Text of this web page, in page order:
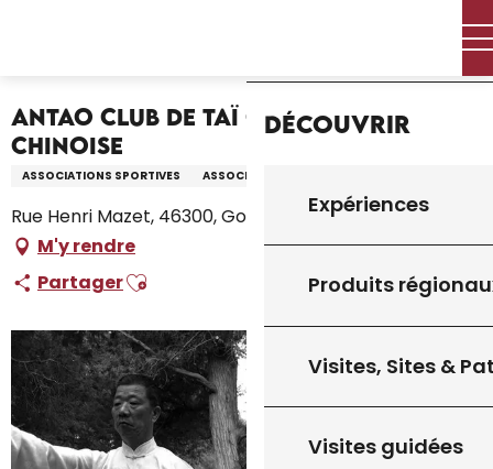
Découvrir
Expériences
Produits
Visites, Sites &
Visites guidées
ANTAO Club de Taï Chi Chuan/Boxe
Chinoise
ASSOCIATIONS SPORTIVES ASSOCIATION
Rue Henri Mazet, 46300, Gourdon
M'y rendre
PartagerAjouter aux favoris